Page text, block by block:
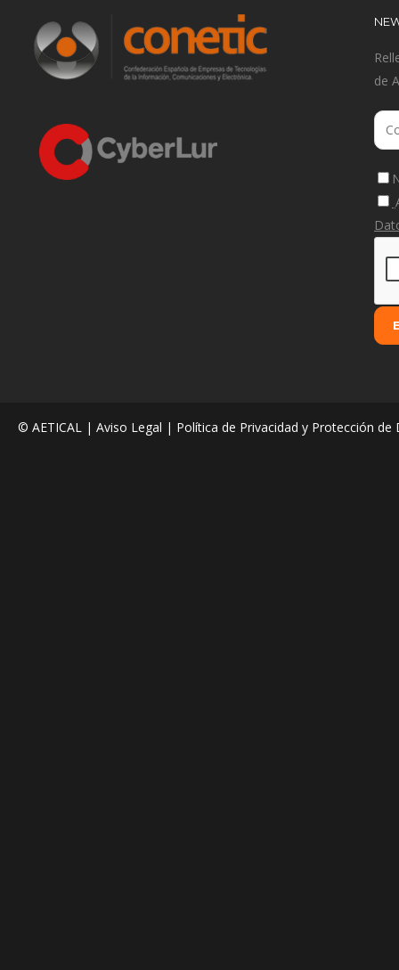
de
© AETICAL | Aviso Legal | Política de Privacidad y Protección de